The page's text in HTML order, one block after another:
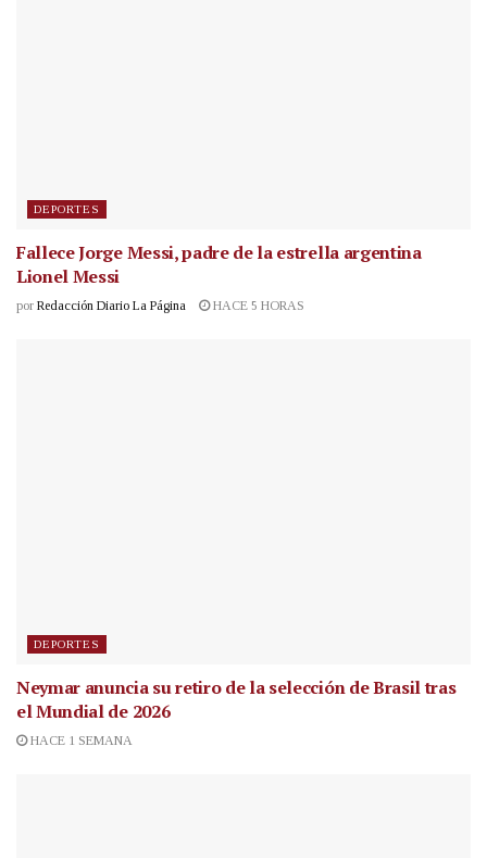
DEPORTES
Fallece Jorge Messi, padre de la estrella argentina
Lionel Messi
por Redacción Diario La Página HACE 5 HORAS
DEPORTES
Neymar anuncia su retiro de la selección de Brasil tras
el Mundial de 2026
HACE 1 SEMANA